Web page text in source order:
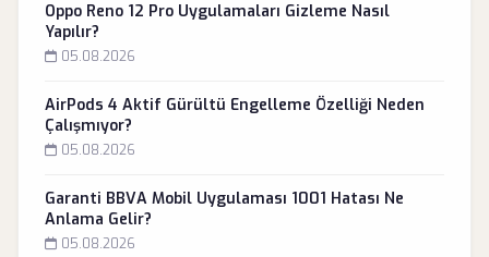
Oppo Reno 12 Pro Uygulamaları Gizleme Nasıl
Yapılır?
05.08.2026
AirPods 4 Aktif Gürültü Engelleme Özelliği Neden
Çalışmıyor?
05.08.2026
Garanti BBVA Mobil Uygulaması 1001 Hatası Ne
Anlama Gelir?
05.08.2026